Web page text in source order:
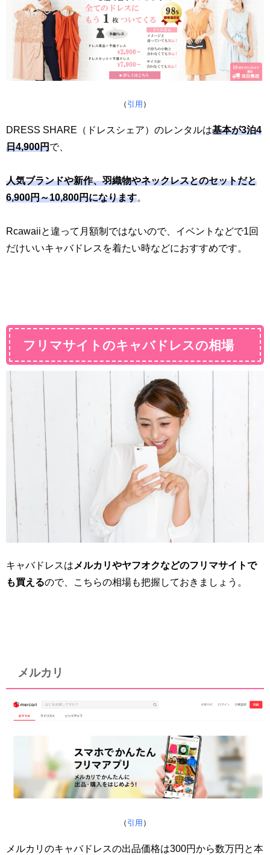
（ 引用 ）
DRESS SHARE（ドレスシェア）のレンタルは基本が3泊4
日4,900円で、
人気ブランドや新作、羽織物やネックレスとのセットだと
6,900円～10,800円になります。
Rcawaiiと違って月額制ではないので、イベントなどで1回
だけいいキャバドレスを着たい時などにおすすめです。
フリマサイトのキャバドレスの相場
キャバドレスはメルカリやヤフオクなどのフリマサイトで
も買えるので、こちらの相場も把握しておきましょう。
メルカリ
（ 引用 ）
メルカリのキャバドレスの出品価格は300円から数万円と本